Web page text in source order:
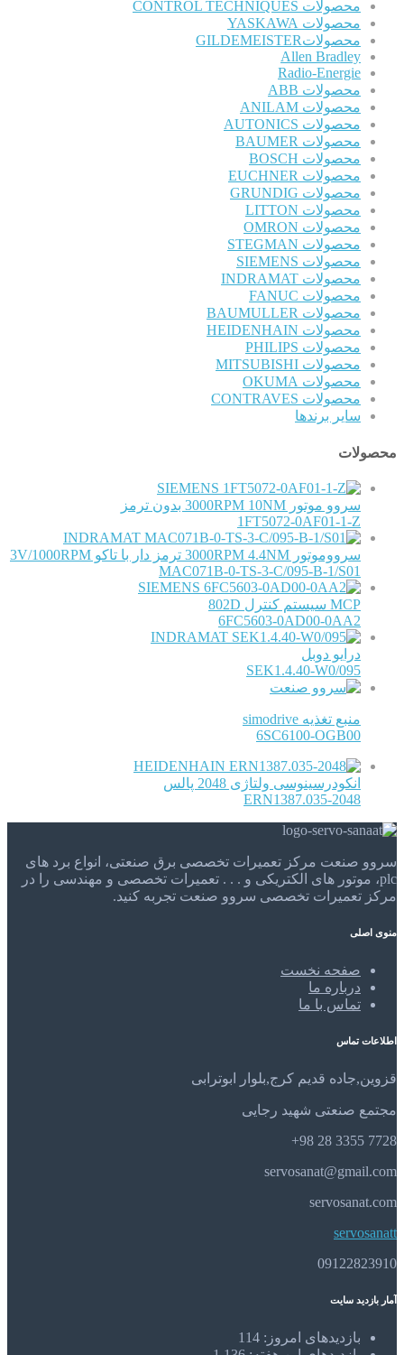
محصولات CONTROL TECHNIQUES
محصولات YASKAWA
محصولاتGILDEMEISTER
Allen Bradley
Radio-Energie
محصولات ABB
محصولات ANILAM
محصولات AUTONICS
محصولات BAUMER
محصولات BOSCH
محصولات EUCHNER
محصولات GRUNDIG
محصولات LITTON
محصولات OMRON
محصولات STEGMAN
محصولات SIEMENS
محصولات INDRAMAT
محصولات FANUC
محصولات BAUMULLER
محصولات HEIDENHAIN
محصولات PHILIPS
محصولات MITSUBISHI
محصولات OKUMA
محصولات CONTRAVES
سایر برندها
محصولات
SIEMENS
سروو موتور 3000RPM 10NM بدون ترمز
1FT5072-0AF01-1-Z
INDRAMAT
سرووموتور 3000RPM 4.4NM ترمز دار با تاکو 3V/1000RPM
MAC071B-0-TS-3-C/095-B-1/S01
SIEMENS
MCP سیستم کنترل 802D
6FC5603-0AD00-0AA2
INDRAMAT
درایو دوبل
SEK1.4.40-W0/095
منبع تغذیه simodrive
6SC6100-OGB00
HEIDENHAIN
انکودرسینوسی ولتاژی 2048 پالس
ERN1387.035-2048
سروو صنعت مرکز تعمیرات تخصصی برق صنعتی، انواع برد های
plc، موتور های الکتریکی و . . . تعمیرات تخصصی و مهندسی را در
مرکز تعمیرات تخصصی سروو صنعت تجربه کنید.
منوی اصلی
صفحه نخست
درباره ما
تماس با ما
اطلاعات تماس
قزوین,جاده قدیم کرج,بلوار ابوترابی
مجتمع صنعتی شهید رجایی
7728 3355 28 98+
servosanat@gmail.com
servosanat.com
servosanatt
09122823910
آمار بازدید سایت
بازدیدهای امروز: 114